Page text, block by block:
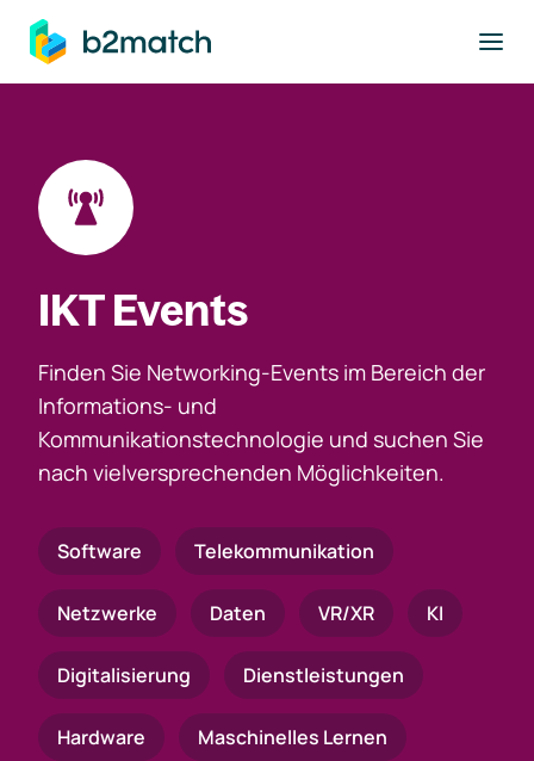
springen
IKT Events
Finden Sie Networking-Events im Bereich der
Informations- und
Kommunikationstechnologie und suchen Sie
nach vielversprechenden Möglichkeiten.
Software Telekommunikation
Netzwerke Daten VR/XR KI
Digitalisierung Dienstleistungen
Hardware Maschinelles Lernen